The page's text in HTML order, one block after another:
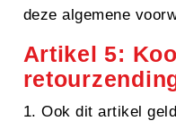
deze algemene
Artikel 5:
1. Ook dit artikel